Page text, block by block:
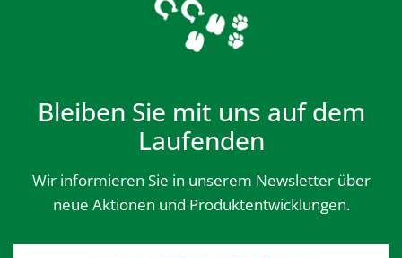
Bleiben Sie mit uns auf dem
Laufenden
Wir informieren Sie in unserem Newsletter über
neue Aktionen und Produktentwicklungen.